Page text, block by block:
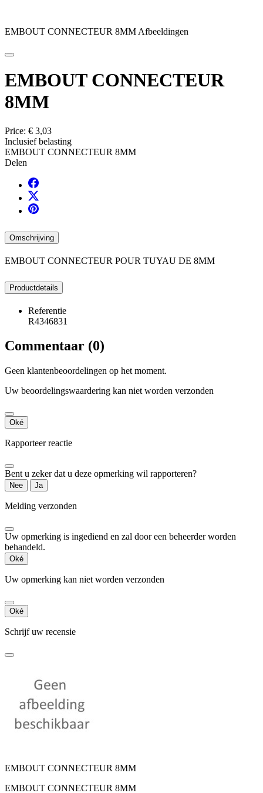
EMBOUT CONNECTEUR 8MM Afbeeldingen
EMBOUT CONNECTEUR
8MM
Price: € 3,03
Inclusief belasting
EMBOUT CONNECTEUR 8MM
Delen
Omschrijving
EMBOUT CONNECTEUR POUR TUYAU DE 8MM
Productdetails
Referentie
R4346831
Commentaar (0)
Geen klantenbeoordelingen op het moment.
Uw beoordelingswaardering kan niet worden verzonden
Oké
Rapporteer reactie
Bent u zeker dat u deze opmerking wil rapporteren?
Nee Ja
Melding verzonden
Uw opmerking is ingediend en zal door een beheerder worden
behandeld.
Oké
Uw opmerking kan niet worden verzonden
Oké
Schrijf uw recensie
EMBOUT CONNECTEUR 8MM
EMBOUT CONNECTEUR 8MM